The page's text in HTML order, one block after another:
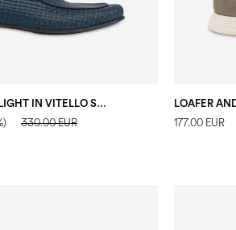
LOAFER SUMMER LIGHT IN VITELLO STAMPA TRECCIA BLU
330.00 EUR 177.00 EUR